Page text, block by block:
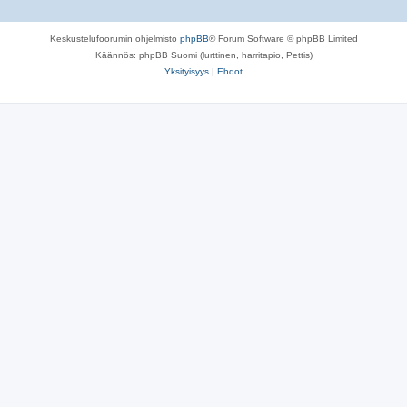
Keskustelufoorumin ohjelmisto phpBB® Forum Software © phpBB Limited
Käännös: phpBB Suomi (lurttinen, harritapio, Pettis)
Yksityisyys | Ehdot